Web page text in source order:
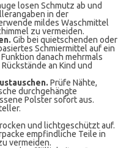
losen Schmutz ab und
in der
mildes Waschmittel
zu vermeiden.
Gib bei quietschenden oder
Schmiermittel auf ein
danach mehrmals
an Kind und
Prüfe Nähte,
durchgehängte
Polster sofort aus.
und lichtgeschützt auf.
empfindliche Teile in
vermeiden.